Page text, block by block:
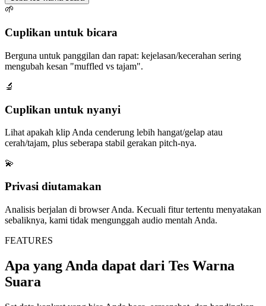
🌱
Cuplikan untuk bicara
Berguna untuk panggilan dan rapat: kejelasan/kecerahan sering
mengubah kesan "muffled vs tajam".
🔬
Cuplikan untuk nyanyi
Lihat apakah klip Anda cenderung lebih hangat/gelap atau
cerah/tajam, plus seberapa stabil gerakan pitch-nya.
💫
Privasi diutamakan
Analisis berjalan di browser Anda. Kecuali fitur tertentu menyatakan
sebaliknya, kami tidak mengunggah audio mentah Anda.
FEATURES
Apa yang Anda dapat dari Tes Warna
Suara